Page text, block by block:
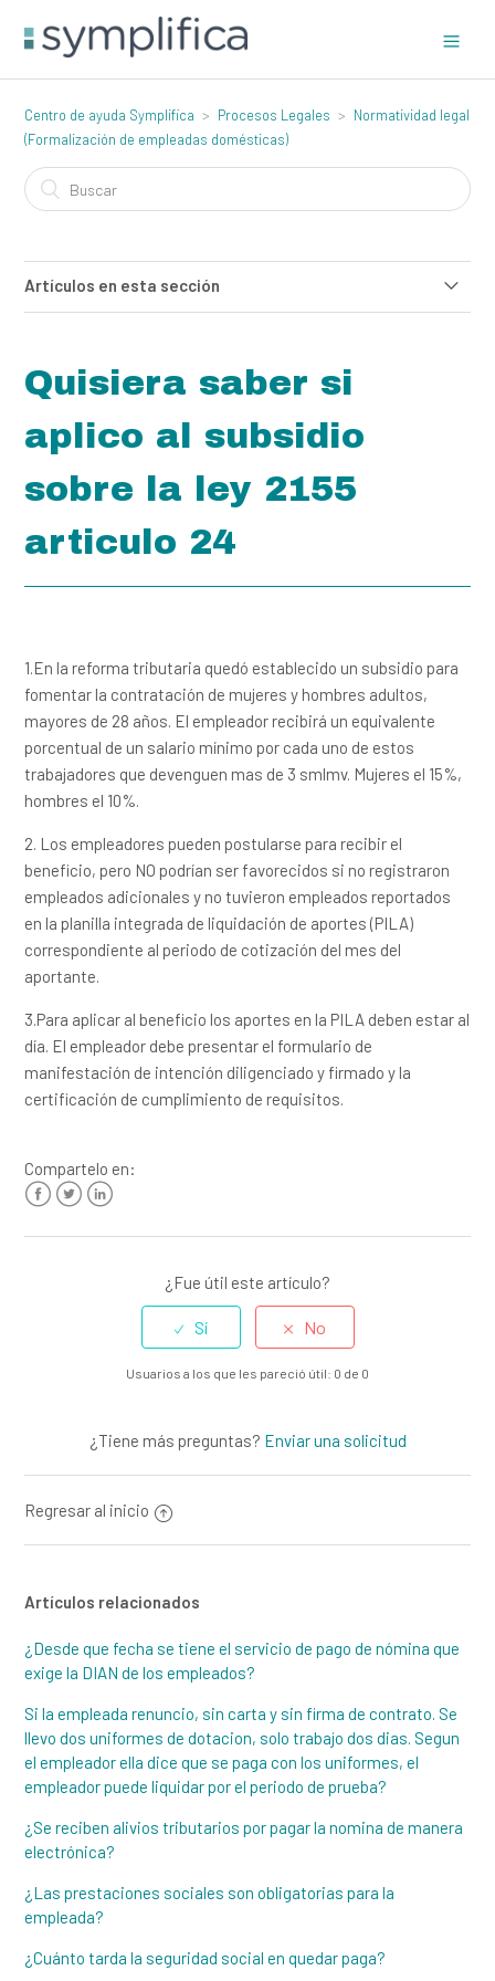
Centro de ayuda Symplifica Procesos Legales
Normatividad legal
(Formalización de empleadas domésticas)
Artículos en esta sección
general?
¿Se reciben alivios tributarios por pagar la nomina de
Quisiera saber si aplico al subsidio sobre la ley 2155
articulo 24
¿Las prestaciones sociales son obligatorias para la
empleada?
¿Por qué no se puede manejar un contrato de prestación
de servicio con trabajadores domésticos?
¿Cuáles son las obligaciones que tiene el empleador con su
empleada por días?
¿Si he omitido algún tipo de aporte en el pasado Symplifica
resuelve mi situación actual?
¿Es posible que al pago de la empleada que devenga el
salario mínimo, se le descuente el pago en especie el 30%
del salario?
Más información
Quisiera saber si
aplico al subsidio
sobre la ley 2155
articulo 24
1.En la reforma tributaria quedó establecido un subsidio para
fomentar la contratación de mujeres y hombres adultos,
mayores de 28 años. El empleador recibirá un equivalente
porcentual de un salario mínimo por cada uno de estos
trabajadores que devenguen mas de 3 smlmv. Mujeres el 15%,
hombres el 10%.
2. Los empleadores pueden postularse para recibir el
beneficio, pero NO podrían ser favorecidos si no registraron
empleados adicionales y no tuvieron empleados reportados
en la planilla integrada de liquidación de aportes (PILA)
correspondiente al periodo de cotización del mes del
aportante.
3.Para aplicar al beneficio los aportes en la PILA deben estar al
día. El empleador debe presentar el formulario de
manifestación de intención diligenciado y firmado y la
certificación de cumplimiento de requisitos.
Compartelo en:
¿Fue útil este artículo?
Usuarios a los que les pareció útil: 0 de 0
¿Tiene más preguntas? Enviar una solicitud
Regresar al inicio
Artículos relacionados
¿Desde que fecha se tiene el servicio de pago de nómina que
exige la DIAN de los empleados?
Si la empleada renuncio, sin carta y sin firma de contrato. Se
llevo dos uniformes de dotacion, solo trabajo dos dias. Segun
el empleador ella dice que se paga con los uniformes, el
empleador puede liquidar por el periodo de prueba?
¿Se reciben alivios tributarios por pagar la nomina de manera
electrónica?
¿Las prestaciones sociales son obligatorias para la
empleada?
¿Cuánto tarda la seguridad social en quedar paga?